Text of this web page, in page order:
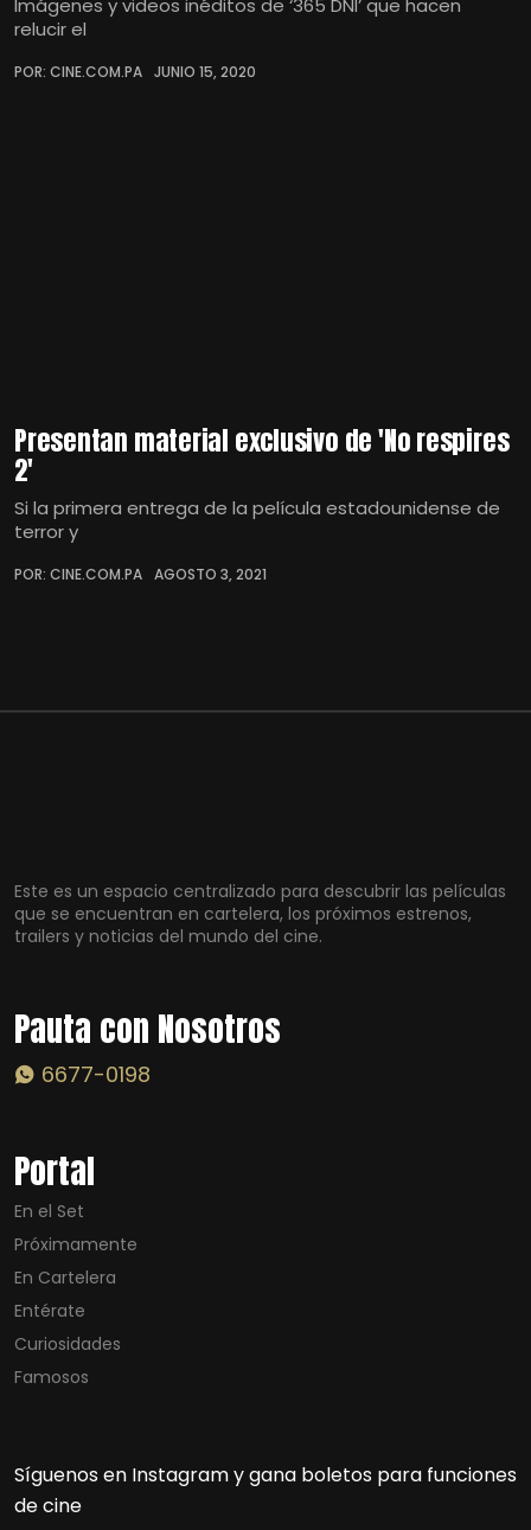
relucir el
POR: CINE.COM.PA JUNIO 15, 2020
Presentan material exclusivo de 'No respires
2'
Si la primera entrega de la película estadounidense de
terror y
POR: CINE.COM.PA AGOSTO 3, 2021
Este es un espacio centralizado para descubrir las películas
que se encuentran en cartelera, los próximos estrenos,
trailers y noticias del mundo del cine.
Pauta con Nosotros
6677-0198
Portal
En el Set
Próximamente
En Cartelera
Entérate
Curiosidades
Famosos
Síguenos en Instagram y gana boletos para funciones
de cine